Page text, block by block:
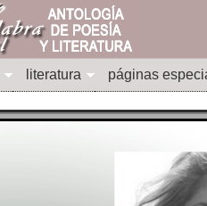
literatura páginas